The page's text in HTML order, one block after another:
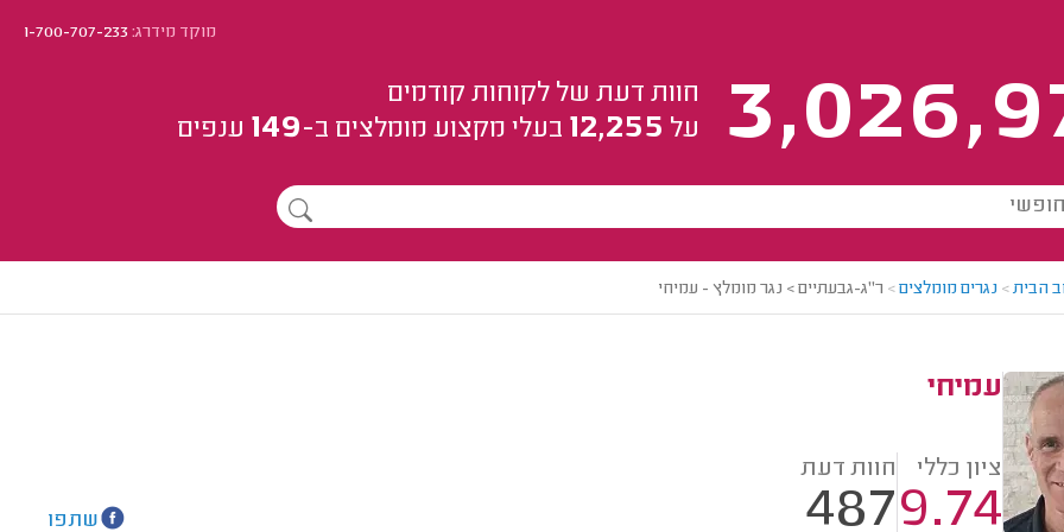
מוקד מידרג:1-700-707-233
חוות דעת של לקוחות קודמים
על 12,255 בעלי מקצוע מומלצים ב-149 ענפים
הבית> נגרים מומלצים> ר"ג-גבעתיים > נגר מומלץ - עמיחי
עמיחי
ציון כללי
9.74
חוות דעת
487 שתפו